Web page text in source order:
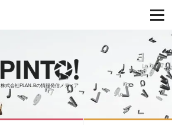
株式会社PLAN-Bの情報発信メディア